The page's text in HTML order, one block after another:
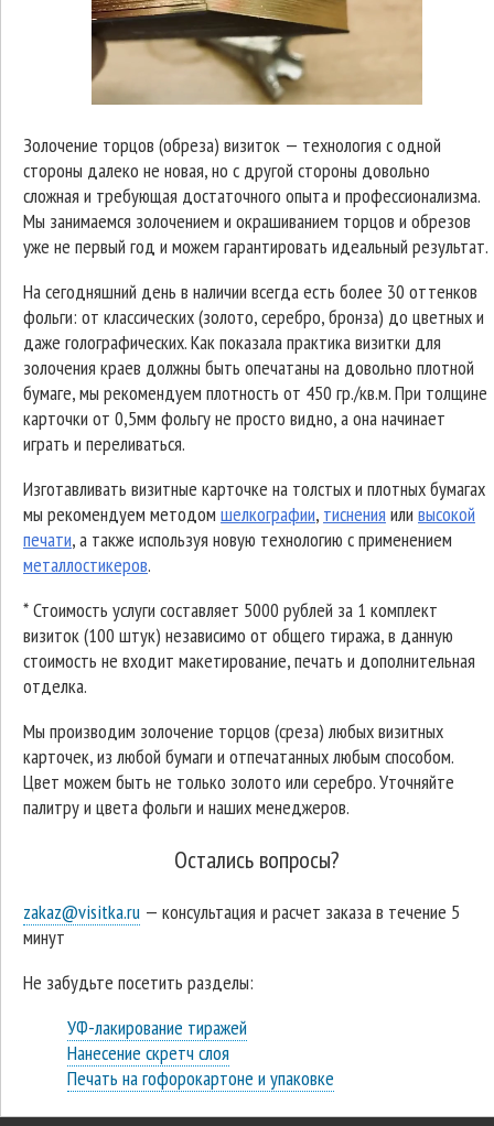
Золочение торцов (обреза) визиток — технология с одной
стороны далеко не новая, но с другой стороны довольно
сложная и требующая достаточного опыта и профессионализма.
Мы занимаемся золочением и окрашиванием торцов и обрезов
уже не первый год и можем гарантировать идеальный результат.
На сегодняшний день в наличии всегда есть более 30 оттенков
фольги: от классических (золото, серебро, бронза) до цветных и
даже голографических. Как показала практика визитки для
золочения краев должны быть опечатаны на довольно плотной
бумаге, мы рекомендуем плотность от 450 гр./кв.м. При толщине
карточки от 0,5мм фольгу не просто видно, а она начинает
играть и переливаться.
Изготавливать визитные карточке на толстых и плотных бумагах
мы рекомендуем методом шелкографии, тиснения или высокой
печати, а также используя новую технологию с применением
металлостикеров.
* Стоимость услуги составляет 5000 рублей за 1 комплект
визиток (100 штук) независимо от общего тиража, в данную
стоимость не входит макетирование, печать и дополнительная
отделка.
Мы производим золочение торцов (среза) любых визитных
карточек, из любой бумаги и отпечатанных любым способом.
Цвет можем быть не только золото или серебро. Уточняйте
палитру и цвета фольги и наших менеджеров.
Остались вопросы?
zakaz@visitka.ru — консультация и расчет заказа в течение 5
минут
Не забудьте посетить разделы:
УФ-лакирование тиражей
Нанесение скретч слоя
Печать на гофорокартоне и упаковке